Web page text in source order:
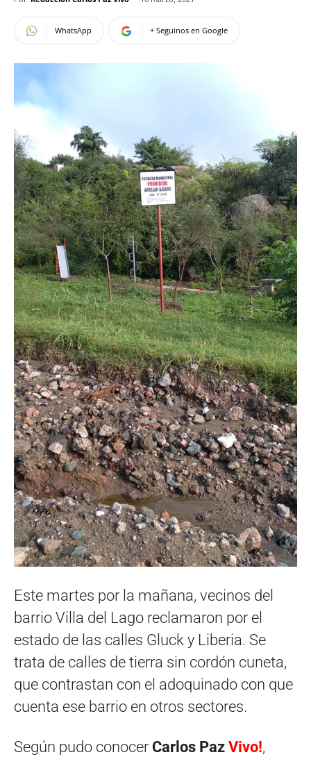
WhatsApp + Seguinos en Google
Este martes por la mañana, vecinos del
barrio Villa del Lago reclamaron por el
estado de las calles Gluck y Liberia. Se
trata de calles de tierra sin cordón cuneta,
que contrastan con el adoquinado con que
cuenta ese barrio en otros sectores.
Según pudo conocer Carlos Paz Vivo!,